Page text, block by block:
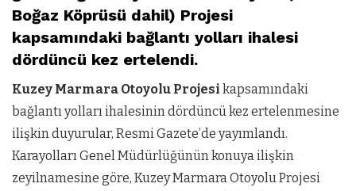
Boğaz Köprüsü dahil) Projesi
kapsamındaki bağlantı yolları ihalesi
dördüncü kez ertelendi.
Kuzey Marmara Otoyolu Projesi kapsamındaki
bağlantı yolları ihalesinin dördüncü kez ertelenmesine
ilişkin duyurular, Resmi Gazete’de yayımlandı.
Karayolları Genel Müdürlüğünün konuya ilişkin
zeyilnamesine göre, Kuzey Marmara Otoyolu Projesi